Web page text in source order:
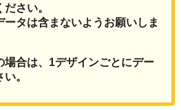
さい。
ータは含まないようお願いしま
場合は、1デザインごとにデー
。